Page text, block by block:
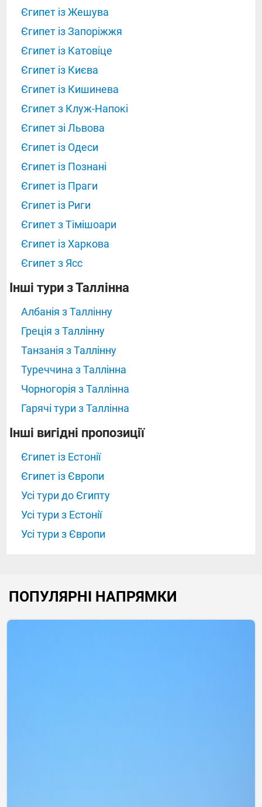
Єгипет із Жешува
Єгипет із Запоріжжя
Єгипет із Катовіце
Єгипет із Києва
Єгипет із Кишинева
Єгипет з Клуж-Напокі
Єгипет зі Львова
Єгипет із Одеси
Єгипет із Познані
Єгипет із Праги
Єгипет із Риги
Єгипет з Тімішоари
Єгипет із Харкова
Єгипет з Ясс
Інші тури з Таллінна
Албанія з Таллінну
Греція з Таллінну
Танзанія з Таллінну
Туреччина з Таллінна
Чорногорія з Таллінна
Гарячі тури з Таллінна
Інші вигідні пропозиції
Єгипет із Естонії
Єгипет із Європи
Усі тури до Єгипту
Усі тури з Естонії
Усі тури з Європи
ПОПУЛЯРНІ НАПРЯМКИ